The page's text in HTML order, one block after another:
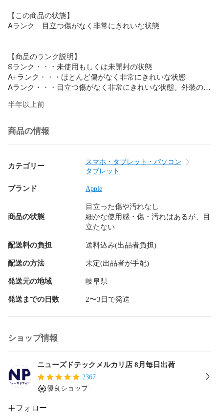
【この商品の状態】
Aランク　目立つ傷がなく非常にきれいな状態
【商品のランク説明】
Sランク・・・未使用もしくは未開封の状態
A+ランク・・・ほとんど傷がなく非常にきれいな状態
Aランク・・・目立つ傷がなく非常にきれいな状態。外装の
Bランク・・・細かな傷・薄いかすり傷があり使用感がある状
けられる
Cランク・・・目立つ傷や擦り傷など明らかな使用感がある状
態。液晶に目立つ傷や複数の傷がある、外装全体に傷・汚
れ・塗装剥がれが目立つ
ネットワーク利用制限〇△ーのいずれかとなります。
【この商品のスペックについて】
【SIMロック解除について】解除済(SIMフリー)
【対応SIM種類】nano-SIM/eSIM
【付属品】本体のみ
【発売日】2022/10/1
【OS】-
【アウトカメラ画素数】1200万
【RAM】4GB
【重量】481g
【差込口】USB Type-C
【テザリング】○
【おサイフケータイ】×
【防水】×
【商品番号】
ipd10mtm2898
半年以上前
商品の情報
カテゴリー
スマホ・タブレット・パソコン
タブレット
ブランド Apple
商品の状態
目立った傷や汚れなし
細かな使用感・傷・汚れはあるが、目
立たない
配送料の負担 送料込み(出品者負担)
配送の方法 未定(出品者が手配)
発送元の地域 岐阜県
発送までの日数 2〜3日で発送
ショップ情報
ニューズドテックメルカリ店 8月毎日出荷
2367
優良ショップ
フォロー